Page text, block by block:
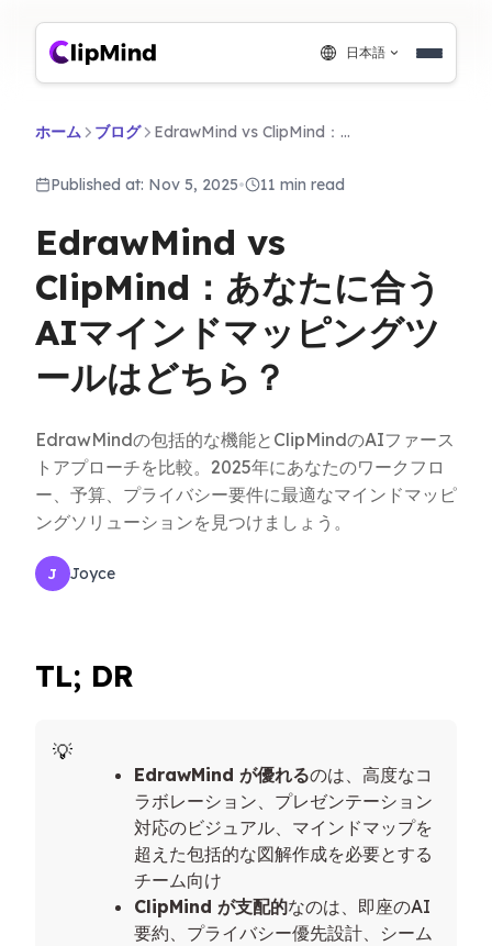
日本語
ホーム ブログ EdrawMind vs ClipMind：あなたに合うAIマインドマッピングツールはどちら？
Published at: Nov 5, 2025• 11 min read
EdrawMind vs
ClipMind：あなたに合う
AIマインドマッピングツ
ールはどちら？
EdrawMindの包括的な機能とClipMindのAIファース
トアプローチを比較。2025年にあなたのワークフロ
ー、予算、プライバシー要件に最適なマインドマッピ
ングソリューションを見つけましょう。
J Joyce
TL; DR
EdrawMind が優れるのは、高度なコ
ラボレーション、プレゼンテーション
対応のビジュアル、マインドマップを
超えた包括的な図解作成を必要とする
チーム向け
ClipMind が支配的なのは、即座のAI
要約、プライバシー優先設計、シーム